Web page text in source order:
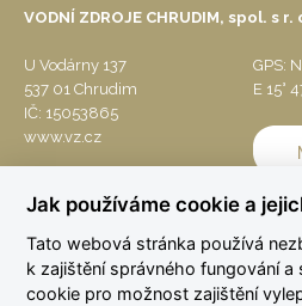
VODNÍ ZDROJE CHRUDIM, spol. s r.
U Vodárny 137
537 01 Chrudim
IČ: 15053865
www.vz.cz
GPS:
E 15°
Jak používáme cookie a
Tato webová stránka používá
k zajištění správného fungování
cookie pro možnost zajištění